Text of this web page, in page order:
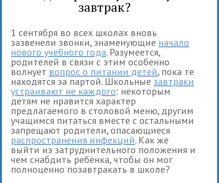
завтрак?
1 сентября во всех школах вновь
зазвенели звонки, знаменующие начало
нового учебного года. Разумеется,
родителей в связи с этим особенно
волнует вопрос о питании детей, пока те
находятся за партой. Школьные завтраки
устраивают не каждого: некоторым
детям не нравится характер
предлагаемого в столовой меню, другим
учащимся питаться вместе с остальными
запрещают родители, опасающиеся
распространения инфекций. Как же
выйти из затруднительного положения и
чем снабдить ребёнка, чтобы он мог
полноценно позавтракать в школе?